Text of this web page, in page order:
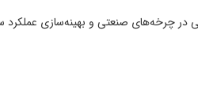
چرخه‌های صنعتی و بهینه‌سازی عملکرد